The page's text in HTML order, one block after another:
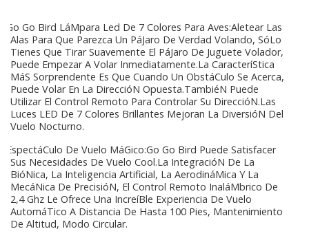
Go Go Bird LáMpara Led De 7 Colores Para Aves:Aletear Las
Alas Para Que Parezca Un PáJaro De Verdad Volando, SóLo
Tienes Que Tirar Suavemente El PáJaro De Juguete Volador,
Puede Empezar A Volar Inmediatamente.La CaracteríStica
MáS Sorprendente Es Que Cuando Un ObstáCulo Se Acerca,
Puede Volar En La DireccióN Opuesta.TambiéN Puede
Utilizar El Control Remoto Para Controlar Su DireccióN.Las
Luces LED De 7 Colores Brillantes Mejoran La DiversióN Del
Vuelo Nocturno.
EspectáCulo De Vuelo MáGico:Go Go Bird Puede Satisfacer
Sus Necesidades De Vuelo Cool.La IntegracióN De La
BióNica, La Inteligencia Artificial, La AerodináMica Y La
MecáNica De PrecisióN, El Control Remoto InaláMbrico De
2,4 Ghz Le Ofrece Una IncreíBle Experiencia De Vuelo
AutomáTico A Distancia De Hasta 100 Pies, Mantenimiento
De Altitud, Modo Circular.